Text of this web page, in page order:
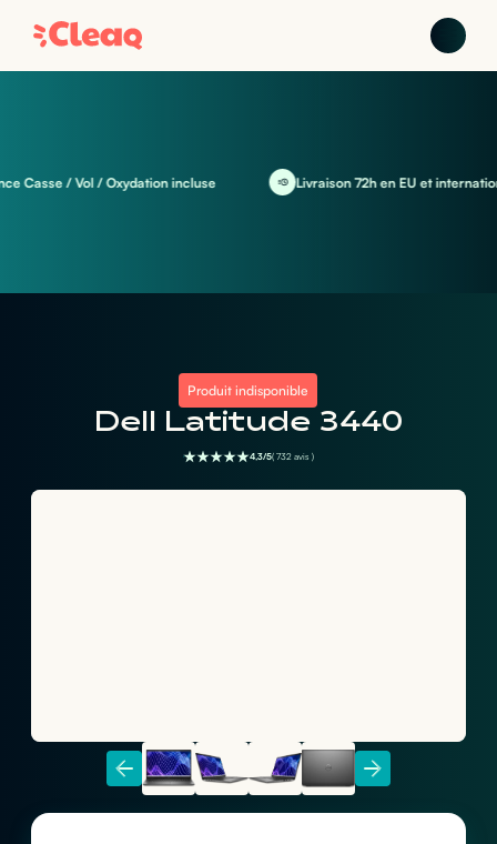
/ Vol / Oxydation incluse Livraison 72h en EU et international
Produit indisponible
Dell Latitude 3440
4,3/5( 732 avis )